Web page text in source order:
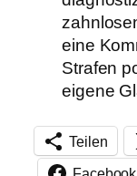
eine
Strafen
eigene
Teilen